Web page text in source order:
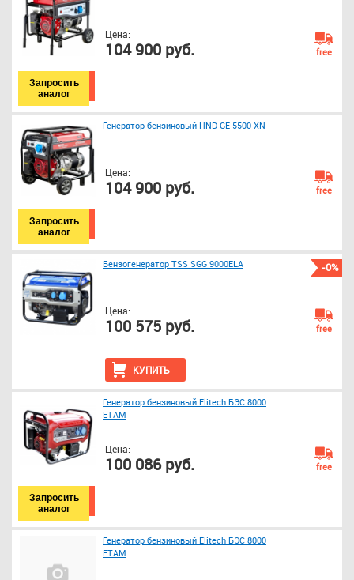
Цена:
104 900 руб.
Запросить
аналог
free
Генератор бензиновый HND GE 5500 XN
Цена:
104 900 руб.
Запросить
аналог
free
-0%
Бензогенератор TSS SGG 9000ELA
КУПИТЬ
Цена:
100 575 руб. free
Генератор бензиновый Elitech БЭС 8000
ЕТАМ
Цена:
100 086 руб.
Запросить
аналог
free
Генератор бензиновый Elitech БЭС 8000
ЕТАМ